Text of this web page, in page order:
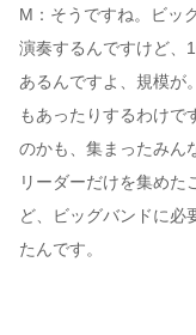
M：そうですね。ビッ
演奏するんですけど、
あるんですよ、規模が
もあったりするわけで
のかも、集まったみん
リーダーだけを集めた
ど、ビッグバンドに必
たんです。